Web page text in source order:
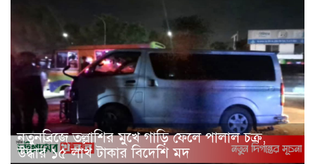
নতুনব্রিজে তল্লাশির মুখে গাড়ি ফেলে পালাল চক্র,
উদ্ধার ১৫ লাখ টাকার বিদেশি মদ